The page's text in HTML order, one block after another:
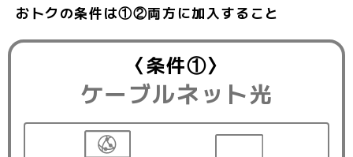
おトクの条件は①②両方に加入すること
〈条件①〉
ケーブルネット光